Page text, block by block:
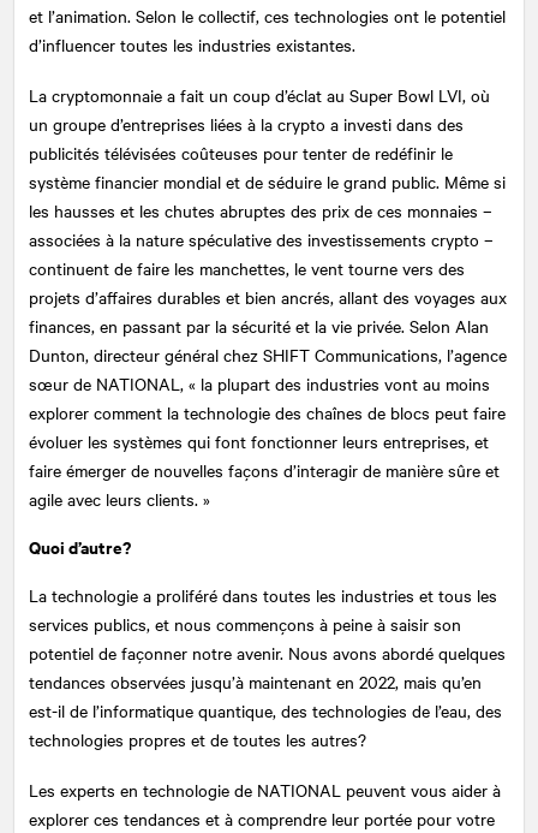
et l’animation. Selon le collectif, ces technologies ont le potentiel
d’influencer toutes les industries existantes.
La cryptomonnaie a fait un coup d’éclat au Super Bowl LVI, où
un groupe d’entreprises liées à la crypto a investi dans des
publicités télévisées coûteuses pour tenter de redéfinir le
système financier mondial et de séduire le grand public. Même si
les hausses et les chutes abruptes des prix de ces monnaies –
associées à la nature spéculative des investissements crypto –
continuent de faire les manchettes, le vent tourne vers des
projets d’affaires durables et bien ancrés, allant des voyages aux
finances, en passant par la sécurité et la vie privée. Selon Alan
Dunton, directeur général chez SHIFT Communications, l’agence
sœur de NATIONAL , « la plupart des industries vont au moins
explorer comment la technologie des chaînes de blocs peut faire
évoluer les systèmes qui font fonctionner leurs entreprises, et
faire émerger de nouvelles façons d’interagir de manière sûre et
agile avec leurs clients. »
Quoi d’autre?
La technologie a proliféré dans toutes les industries et tous les
services publics, et nous commençons à peine à saisir son
potentiel de façonner notre avenir. Nous avons abordé quelques
tendances observées jusqu’à maintenant en 2022, mais qu’en
est-il de l’informatique quantique, des technologies de l’eau, des
technologies propres et de toutes les autres?
Les experts en technologie de NATIONAL peuvent vous aider à
explorer ces tendances et à comprendre leur portée pour votre